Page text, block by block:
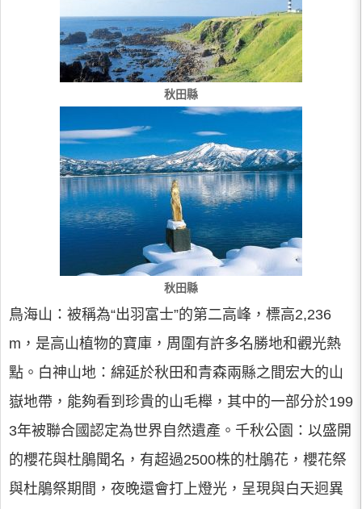
秋田縣
秋田縣
鳥海山：被稱為“出羽富士”的第二高峰，標高2,236
m，是高山植物的寶庫，周圍有許多名勝地和觀光熱
點。白神山地：綿延於秋田和青森兩縣之間宏大的山
嶽地帶，能夠看到珍貴的山毛櫸，其中的一部分於199
3年被聯合國認定為世界自然遺產。千秋公園：以盛開
的櫻花與杜鵑聞名，有超過2500株的杜鵑花，櫻花祭
與杜鵑祭期間，夜晚還會打上燈光，呈現與白天迥異